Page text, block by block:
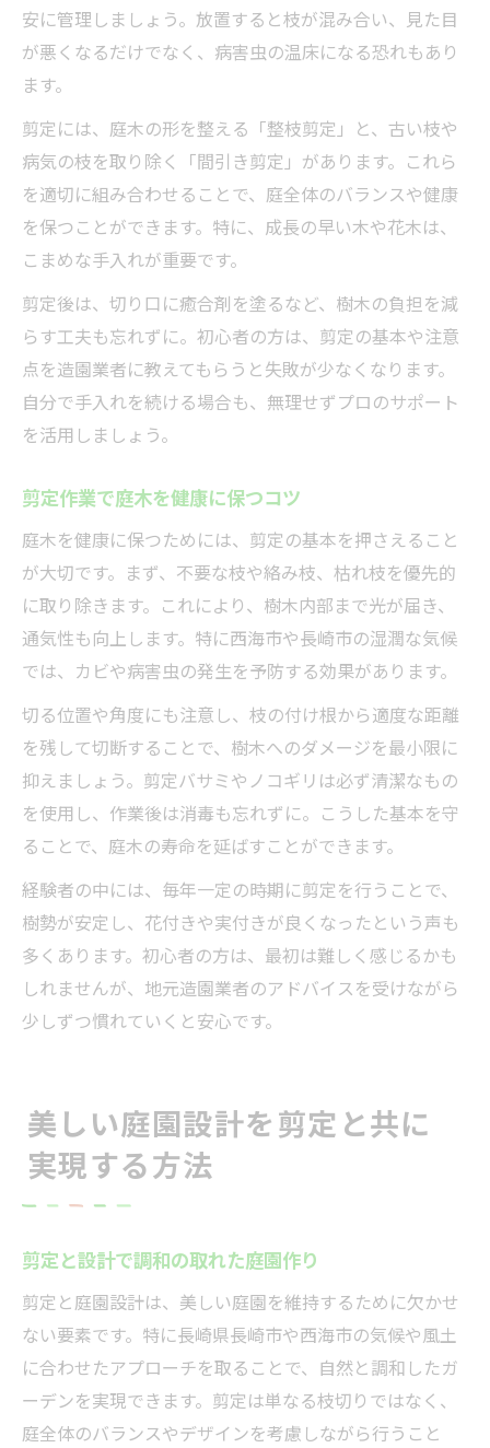
安に管理しましょう。放置すると枝が混み合い、見た目
が悪くなるだけでなく、病害虫の温床になる恐れもあり
ます。
剪定には、庭木の形を整える「整枝剪定」と、古い枝や
病気の枝を取り除く「間引き剪定」があります。これら
を適切に組み合わせることで、庭全体のバランスや健康
を保つことができます。特に、成長の早い木や花木は、
こまめな手入れが重要です。
剪定後は、切り口に癒合剤を塗るなど、樹木の負担を減
らす工夫も忘れずに。初心者の方は、剪定の基本や注意
点を造園業者に教えてもらうと失敗が少なくなります。
自分で手入れを続ける場合も、無理せずプロのサポート
を活用しましょう。
剪定作業で庭木を健康に保つコツ
庭木を健康に保つためには、剪定の基本を押さえること
が大切です。まず、不要な枝や絡み枝、枯れ枝を優先的
に取り除きます。これにより、樹木内部まで光が届き、
通気性も向上します。特に西海市や長崎市の湿潤な気候
では、カビや病害虫の発生を予防する効果があります。
切る位置や角度にも注意し、枝の付け根から適度な距離
を残して切断することで、樹木へのダメージを最小限に
抑えましょう。剪定バサミやノコギリは必ず清潔なもの
を使用し、作業後は消毒も忘れずに。こうした基本を守
ることで、庭木の寿命を延ばすことができます。
経験者の中には、毎年一定の時期に剪定を行うことで、
樹勢が安定し、花付きや実付きが良くなったという声も
多くあります。初心者の方は、最初は難しく感じるかも
しれませんが、地元造園業者のアドバイスを受けながら
少しずつ慣れていくと安心です。
美しい庭園設計を剪定と共に
実現する方法
剪定と設計で調和の取れた庭園作り
剪定と庭園設計は、美しい庭園を維持するために欠かせ
ない要素です。特に長崎県長崎市や西海市の気候や風土
に合わせたアプローチを取ることで、自然と調和したガ
ーデンを実現できます。剪定は単なる枝切りではなく、
庭全体のバランスやデザインを考慮しながら行うこと